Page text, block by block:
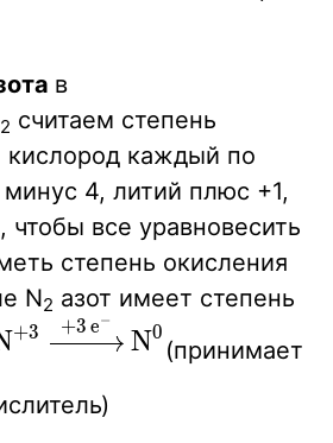
в
2 считаем степень
кислород каждый по
4, литий плюс +1,
чтобы все уравновесить
степень окисления
N2 азот имеет степень
X
+3 +3 eX
−
NX
0
(принимает